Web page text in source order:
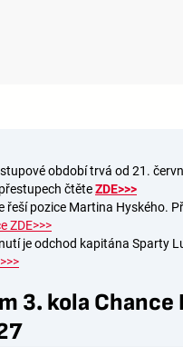
období trvá od 21.
čtěteZDE>>>
řeší pozice Martina Hyského.
ZDE>>>
je odchod kapitána Sparty
3. kola Chance